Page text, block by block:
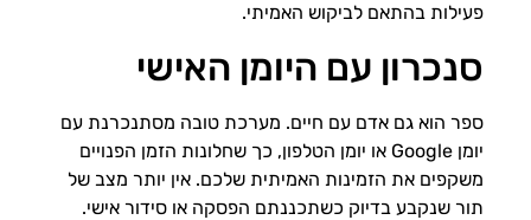
פעילות בהתאם לביקוש האמיתי.
סנכרון עם היומן האישי
ספר הוא גם אדם עם חיים. מערכת טובה מסתנכרנת עם
יומן Google או יומן הטלפון, כך שחלונות הזמן הפנויים
משקפים את הזמינות האמיתית שלכם. אין יותר מצב של
תור שנקבע בדיוק כשתכננתם הפסקה או סידור אישי.